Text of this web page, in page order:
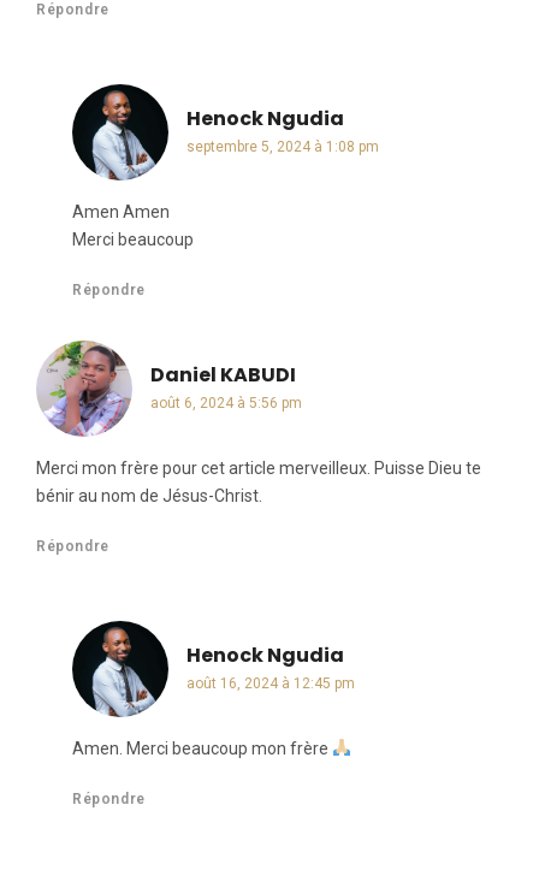
Répondre
Henock Ngudia
septembre 5, 2024 à 1:08 pm
Amen Amen
Merci beaucoup
Répondre
Daniel KABUDI
août 6, 2024 à 5:56 pm
Merci mon frère pour cet article merveilleux. Puisse Dieu te
bénir au nom de Jésus-Christ.
Répondre
Henock Ngudia
août 16, 2024 à 12:45 pm
Amen. Merci beaucoup mon frère
Répondre